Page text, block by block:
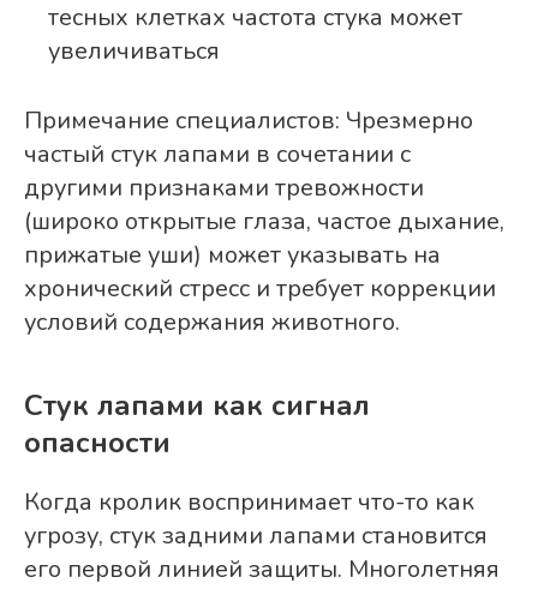
тесных клетках частота стука может
увеличиваться
Примечание специалистов: Чрезмерно
частый стук лапами в сочетании с
другими признаками тревожности
(широко открытые глаза, частое дыхание,
прижатые уши) может указывать на
хронический стресс и требует коррекции
условий содержания животного.
Стук лапами как сигнал
опасности
Когда кролик воспринимает что-то как
угрозу, стук задними лапами становится
его первой линией защиты. Многолетняя